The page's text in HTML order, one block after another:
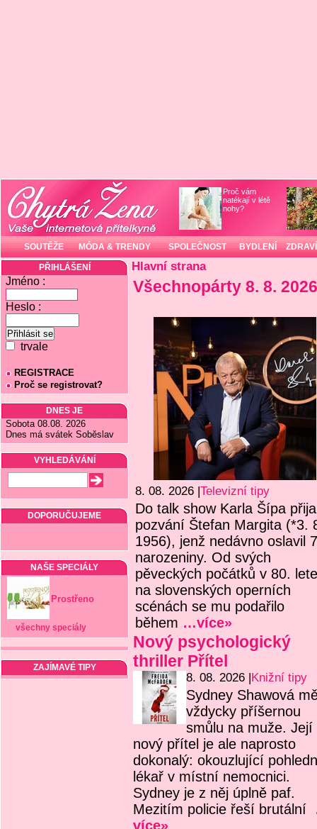
Proč vám
natékají v létě
nohy?
SOUTĚŽE MÓDA & TRENDY SPOLEČNOST BYDLENÍ ZDRAVÍ
PŘIHLÁŠENÍ
Jméno :
Heslo :
trvale
REGISTRACE
Proč se registrovat?
DNES JE
Sobota 08.08. 2026
Dnes má svátek Soběslav
VYHLEDÁVÁNÍ
DOPORUČUJEME
NAŠE SPECIÁLY
Prostřeno
všechny speciály
ZAJÍMAVÉ TIPY
Hlavní strana
Všechnopárty 8. 8. 2026
8. 08. 2026 |Televizní tipy
Do talk show Karla Šípa
pozvání Štefan Margita (*3.
1956), jenž nedávno oslavil
narozeniny. Od svých
pěveckých počátků v 80.
na slovenských operních
scénách se mu podařilo
během …více»
Nový psychologický
thriller Přítel
8. 08. 2026 |Knižní tipy
Sydney Shawová
vždycky příšernou
smůlu na muže. Její
nový přítel je ale naprosto
dokonalý: okouzlující
lékař v místní nemocnici.
Sydney je z něj úplně paf.
Mezitím policie řeší brutální
více»